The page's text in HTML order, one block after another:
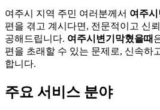
여주시 지역 주민 여러분께서 여주
편을 겪고 계시다면, 전문적이고 신
공해드립니다. 여주시변기막혔을때
편을 초래할 수 있는 문제로, 신속하
합니다.
주요 서비스 분야